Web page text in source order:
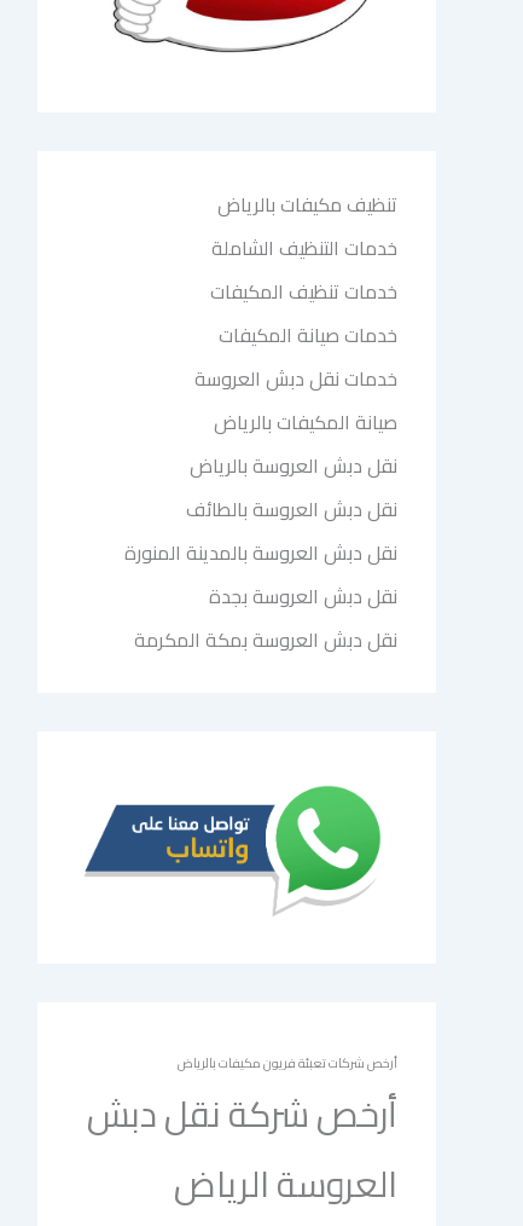
تنظيف مكيفات بالرياض
خدمات التنظيف الشاملة
خدمات تنظيف المكيفات
خدمات صيانة المكيفات
خدمات نقل دبش العروسة
صيانة المكيفات بالرياض
نقل دبش العروسة بالرياض
نقل دبش العروسة بالطائف
نقل دبش العروسة بالمدينة المنورة
نقل دبش العروسة بجدة
نقل دبش العروسة بمكة المكرمة
أرخص شركات تعبئة فريون مكيفات بالرياض
أرخص شركة نقل دبش
العروسة الرياض